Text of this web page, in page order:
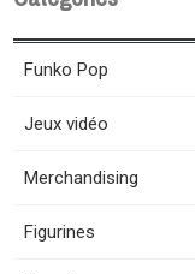
Funko Pop
Jeux vidéo
Merchandising
Figurines